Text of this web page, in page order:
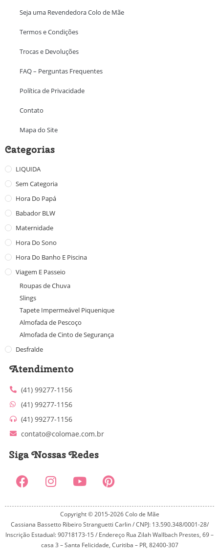
Seja uma Revendedora Colo de Mãe
Termos e Condições
Trocas e Devoluções
FAQ – Perguntas Frequentes
Política de Privacidade
Contato
Mapa do Site
Categorias
LIQUIDA
Sem Categoria
Hora Do Papá
Babador BLW
Maternidade
Hora Do Sono
Hora Do Banho E Piscina
Viagem E Passeio
Roupas de Chuva
Slings
Tapete Impermeável Piquenique
Almofada de Pescoço
Almofada de Cinto de Segurança
Desfralde
Atendimento
(41) 99277-1156
(41) 99277-1156
(41) 99277-1156
contato@colomae.com.br
Siga Nossas Redes
Copyright © 2015-2026 Colo de Mãe
Cassiana Bassetto Ribeiro Stranguetti Carlin / CNPJ: 13.590.348/0001-28/
Inscrição Estadual: 90718173-15 / Endereço Rua Zilah Wallbach Prestes, 69 –
casa 3 – Santa Felicidade, Curitiba – PR, 82400-307